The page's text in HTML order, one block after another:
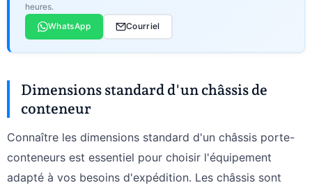
heures.
WhatsApp
Courriel
Dimensions standard d'un châssis de
conteneur
Connaître les dimensions standard d'un châssis porte-
conteneurs est essentiel pour choisir l'équipement
adapté à vos besoins d'expédition. Les châssis sont